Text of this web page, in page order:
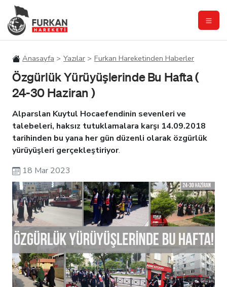
Anasayfa Yazılar Furkan Hareketinden Haberler
Özgürlük Yürüyüşlerinde Bu Hafta (
24-30 Haziran )
Alparslan Kuytul Hocaefendinin sevenleri ve
talebeleri, haksız tutuklamalara karşı 14.09.2018
tarihinden bu yana her gün düzenli olarak özgürlük
yürüyüşleri gerçekleştiriyor.
18 Mar 2023